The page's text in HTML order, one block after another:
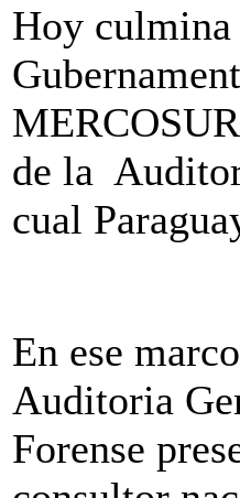
Hoy
de la
cual
En ese
Auditoria
Forense